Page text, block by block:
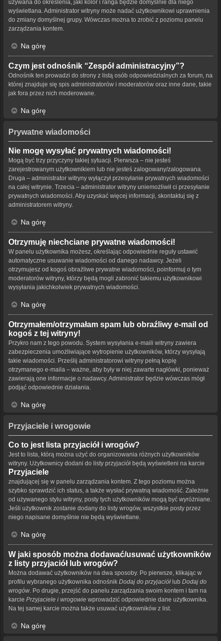
używana do określenia, jaki kolor i ranga będzie domyślnie dla niego
wyświetlana. Administrator witryny może nadać użytkownikowi uprawnienia
do zmiany domyślnej grupy. Wówczas można to zrobić z poziomu panelu
zarządzania kontem.
Na górę
Czym jest odnośnik “Zespół administracyjny”?
Odnośnik ten prowadzi do strony z listą osób odpowiedzialnych za forum, na
której znajduje się spis administratorów i moderatorów oraz inne dane, takie
jak fora przez nich moderowane.
Na górę
Prywatne wiadomości
Nie mogę wysyłać prywatnych wiadomości!
Mogą być trzy przyczyny takiej sytuacji. Pierwsza – nie jesteś
zarejestrowanym użytkownikiem lub nie jesteś zalogowany/zalogowana.
Druga – administrator witryny wyłączył przesyłanie prywatnych wiadomości
na całej witrynie. Trzecia – administrator witryny uniemożliwił ci przesyłanie
prywatnych wiadomości. Aby uzyskać więcej informacji, skontaktuj się z
administratorem witryny.
Na górę
Otrzymuję niechciane prywatne wiadomości!
W panelu użytkownika możesz, określając odpowiednie reguły ustawić
automatyczne usuwanie wiadomości od danego nadawcy. Jeżeli
otrzymujesz od kogoś obraźliwe prywatne wiadomości, poinformuj o tym
moderatorów witryny, którzy będą mogli zabronić takiemu użytkownikowi
wysyłania jakichkolwiek prywatnych wiadomości.
Na górę
Otrzymałem/otrzymałam spam lub obraźliwy e-mail od
kogoś z tej witryny!
Przykro nam z tego powodu. System wysyłania e-maili witryny zawiera
zabezpieczenia umożliwiające wytropienie użytkowników, którzy wysyłają
takie wiadomości. Prześlij administratorowi witryny pełną kopię
otrzymanego e-maila – ważne, aby były w niej zawarte nagłówki, ponieważ
zawierają one informacje o nadawcy. Administrator będzie wówczas mógł
podjąć odpowiednie działania.
Na górę
Przyjaciele i wrogowie
Co to jest lista przyjaciół i wrogów?
Jest to lista, którą można użyć do organizowania różnych użytkowników
witryny. Użytkownicy dodani do listy przyjaciół będą wyświetleni na karcie
Przyjaciele
znajdującej się w panelu zarządzania kontem. Z tego poziomu można
szybko sprawdzić ich status, a także wysłać prywatną wiadomość. Zależnie
od używanego stylu witryny, posty tych użytkowników mogą być wyróżniane.
Jeśli użytkownik zostanie dodany do listy wrogów, wszystkie posty przez
niego napisane domyślnie nie będą wyświetlane.
Na górę
W jaki sposób można dodawać/usuwać użytkowników
z listy przyjaciół lub wrogów?
Można dodawać użytkowników na dwa sposoby. Po pierwsze, klikając w
profilu wybranego użytkownika odnośnik Dodaj do przyjaciół lub Dodaj do
wrogów. Po drugie, przejść do panelu zarządzania swoim kontem i tam na
karcie Przyjaciele i wrogowie wprowadzić odpowiednie dane użytkownika.
Na tej samej karcie można także usuwać użytkowników z list.
Na górę